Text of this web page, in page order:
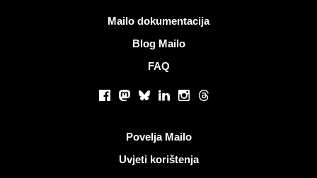
Mailo dokumentacija
Blog Mailo
FAQ
Facebook
Mastodon
BlueskyLinkedInInstagram
Threads
Povelja Mailo
Uvjeti korištenja